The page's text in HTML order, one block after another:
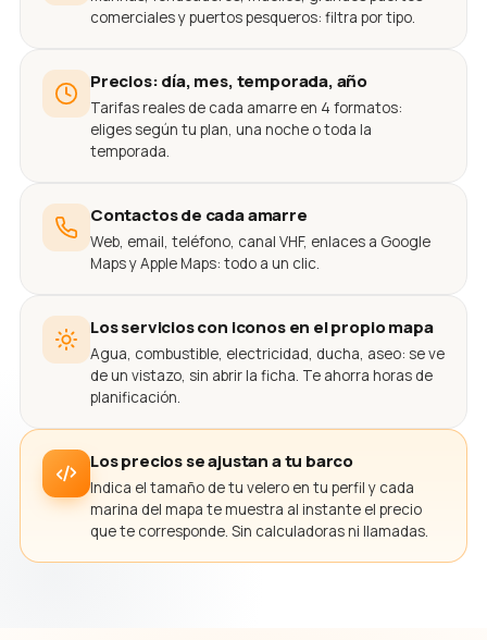
comerciales y puertos pesqueros: filtra por tipo.
Precios: día, mes, temporada, año
Tarifas reales de cada amarre en 4 formatos:
eliges según tu plan, una noche o toda la
temporada.
Contactos de cada amarre
Web, email, teléfono, canal VHF, enlaces a Google
Maps y Apple Maps: todo a un clic.
Los servicios con iconos en el propio mapa
Agua, combustible, electricidad, ducha, aseo: se ve
de un vistazo, sin abrir la ficha. Te ahorra horas de
planificación.
Los precios se ajustan a tu barco
Indica el tamaño de tu velero en tu perfil y cada
marina del mapa te muestra al instante el precio
que te corresponde. Sin calculadoras ni llamadas.